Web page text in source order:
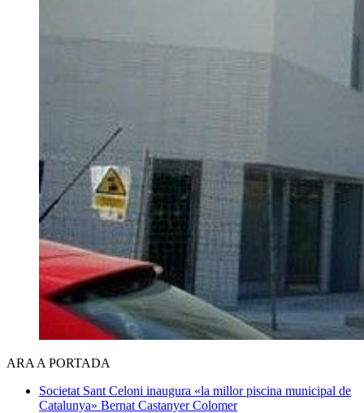
ARA A PORTADA
Societat Sant Celoni inaugura «la millor piscina municipal de
Catalunya» Bernat Castanyer Colomer